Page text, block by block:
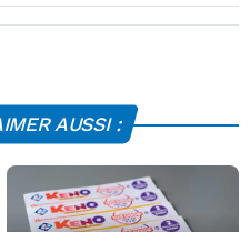
AUSSI :